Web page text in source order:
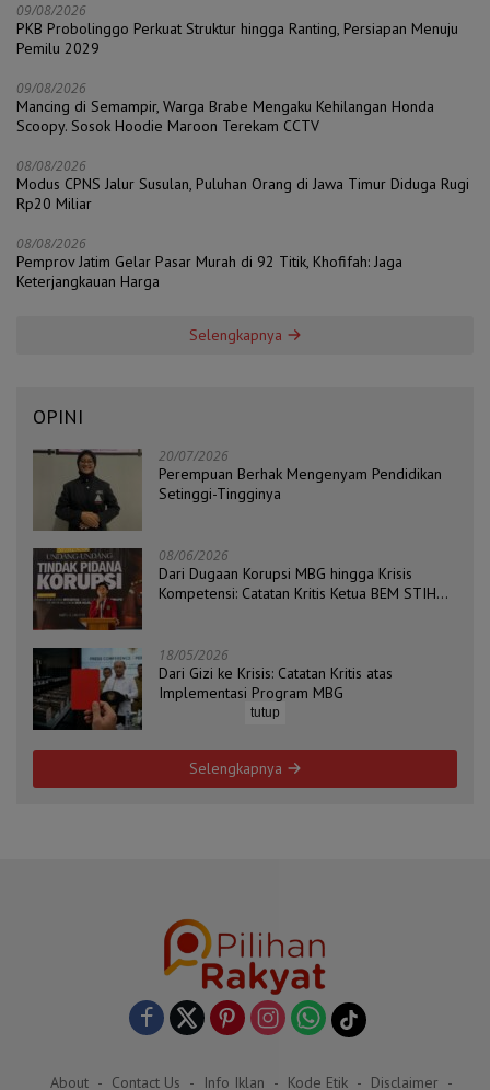
09/08/2026
PKB Probolinggo Perkuat Struktur hingga Ranting, Persiapan Menuju
Pemilu 2029
09/08/2026
Mancing di Semampir, Warga Brabe Mengaku Kehilangan Honda
Scoopy. Sosok Hoodie Maroon Terekam CCTV
08/08/2026
Modus CPNS Jalur Susulan, Puluhan Orang di Jawa Timur Diduga Rugi
Rp20 Miliar
08/08/2026
Pemprov Jatim Gelar Pasar Murah di 92 Titik, Khofifah: Jaga
Keterjangkauan Harga
Selengkapnya
OPINI
20/07/2026
Perempuan Berhak Mengenyam Pendidikan
Setinggi-Tingginya
08/06/2026
Dari Dugaan Korupsi MBG hingga Krisis
Kompetensi: Catatan Kritis Ketua BEM STIH
18/05/2026
Dari Gizi ke Krisis: Catatan Kritis atas
Implementasi Program MBG
Selengkapnya
About Contact Us Info Iklan Kode Etik Disclaimer
tutup